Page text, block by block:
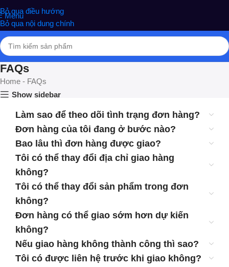
Bỏ qua điều hướng
Bỏ qua nội dung chính
nghiệm phân phối Quà tặng hottrend, gia dụng, đồ chơi, văn phòng
phẩm
Menu
FAQs
Home - FAQs
Show sidebar
Làm sao để theo dõi tình trạng đơn hàng?
Đơn hàng của tôi đang ở bước nào?
Bao lâu thì đơn hàng được giao?
Tôi có thể thay đổi địa chỉ giao hàng
không?
Tôi có thể thay đổi sản phẩm trong đơn
không?
Đơn hàng có thể giao sớm hơn dự kiến
không?
Nếu giao hàng không thành công thì sao?
Tôi có được liên hệ trước khi giao không?